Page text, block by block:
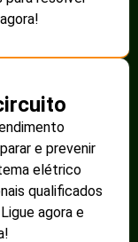
e prevenir
elétrico
qualificados
agora e